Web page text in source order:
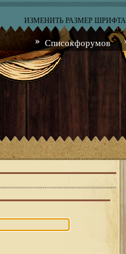
ИЗМЕНИТЬ РАЗМЕР ШРИФТА
Список форумов